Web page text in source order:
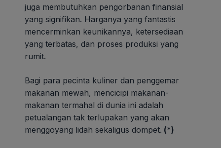
juga membutuhkan pengorbanan finansial
yang signifikan. Harganya yang fantastis
mencerminkan keunikannya, ketersediaan
yang terbatas, dan proses produksi yang
rumit.
Bagi para pecinta kuliner dan penggemar
makanan mewah, mencicipi makanan-
makanan termahal di dunia ini adalah
petualangan tak terlupakan yang akan
menggoyang lidah sekaligus dompet. (*)